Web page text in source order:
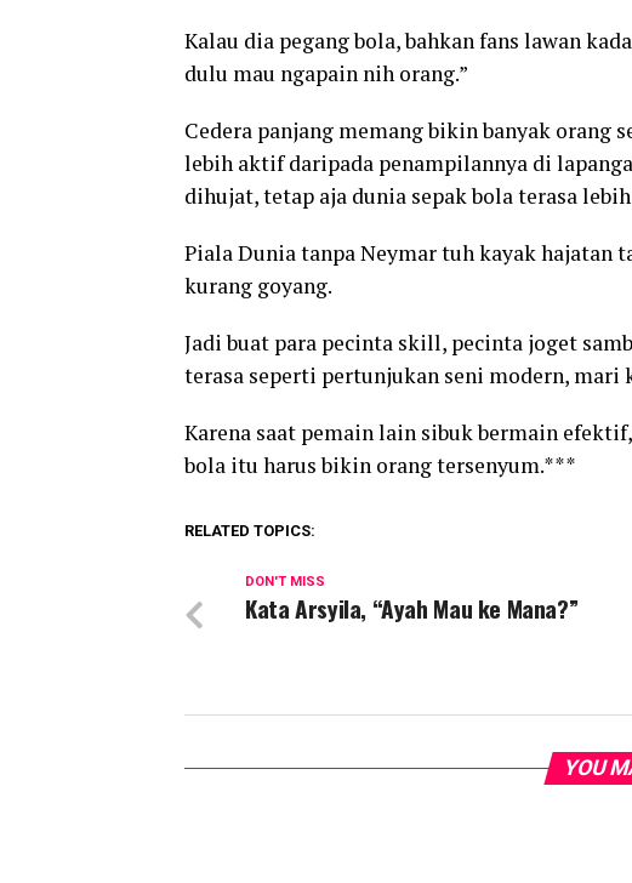
Kalau dia pegang bola, bahkan fans lawan
dulu mau ngapain nih orang.”
Cedera panjang memang bikin banyak orang
lebih aktif daripada penampilannya di
dihujat, tetap aja dunia sepak bola terasa
Piala Dunia tanpa Neymar tuh kayak hajatan
kurang goyang.
Jadi buat para pecinta skill, pecinta joget
terasa seperti pertunjukan seni modern, mari
Karena saat pemain lain sibuk bermain
bola itu harus bikin orang tersenyum.***
RELATED TOPICS:
DON'T MISS
Kata Arsyila, “Ayah Mau ke Mana?”
YOU